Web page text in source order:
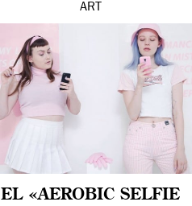
ART
EL «AEROBIC SELFIE